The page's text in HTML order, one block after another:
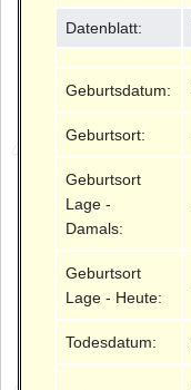
Datenblatt:
Geburtsdatum:
Geburtsort:
Geburtsort
Lage -
Damals:
Geburtsort
Lage - Heute:
Todesdatum: